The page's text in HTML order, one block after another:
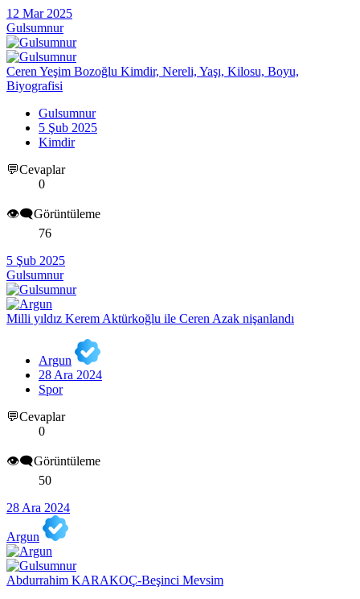
12 Mar 2025
Gulsumnur
Ceren Yeşim Bozoğlu Kimdir, Nereli, Yaşı, Kilosu, Boyu,
Biyografisi
Gulsumnur
5 Şub 2025
Kimdir
💬Cevaplar
0
👁️‍🗨️Görüntüleme
76
5 Şub 2025
Gulsumnur
Milli yıldız Kerem Aktürkoğlu ile Ceren Azak nişanlandı
Argun
28 Ara 2024
Spor
💬Cevaplar
0
👁️‍🗨️Görüntüleme
50
28 Ara 2024
Argun
Abdurrahim KARAKOÇ-Beşinci Mevsim